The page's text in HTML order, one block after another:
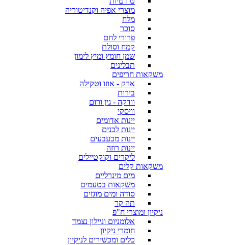
מוצרי אפיה וקנדיטוריה
מלח
סוכר
פרורי לחם
קמח וסולת
שמן חומץ ומיץ לימון
תבלינים
משקאות חריפים
ארק - אוזו וטקילה
בירות
וודקה - גין ורום
וויסקי
יינות אדומים
יינות לבנים
יינות מבעבעים
יינות רוזה
ליקרים וקוקטיילים
משקאות קלים
מים מינרליים
משקאות בטעמים
סודה ומים מוגזים
תה קר
ניקיון ומוצרי ח"פ
אלומניום וניילון נצמד
חומרי ניקיון
כלים ומכשירים לניקיון